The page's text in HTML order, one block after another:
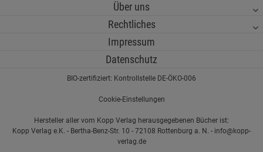
Über uns
Rechtliches
Impressum
Datenschutz
BIO-zertifiziert: Kontrollstelle DE-ÖKO-006
Cookie-Einstellungen
Hersteller aller vom Kopp Verlag herausgegebenen Bücher ist:
Kopp Verlag e.K. - Bertha-Benz-Str. 10 - 72108 Rottenburg a. N. - info@kopp-
verlag.de